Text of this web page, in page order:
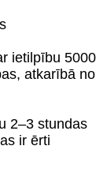
ietilpību 5000
atkarībā no
2–3 stundas
ir ērti